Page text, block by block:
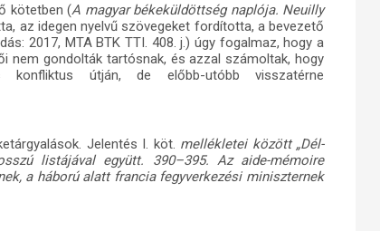
kötetben (A magyar békeküldöttség naplója. Neuilly
az idegen nyelvű szövegeket fordította, a bevezető
2017, MTA BTK TTI. 408. j.) úgy fogalmaz, hogy a
nem gondolták tartósnak, és azzal számoltak, hogy
konfliktus útján, de előbb-utóbb visszatérne
Jelentés I. köt. mellékletei között „Dél-
listájával együtt. 390–395. Az aide-mémoire
a háború alatt francia fegyverkezési miniszternek